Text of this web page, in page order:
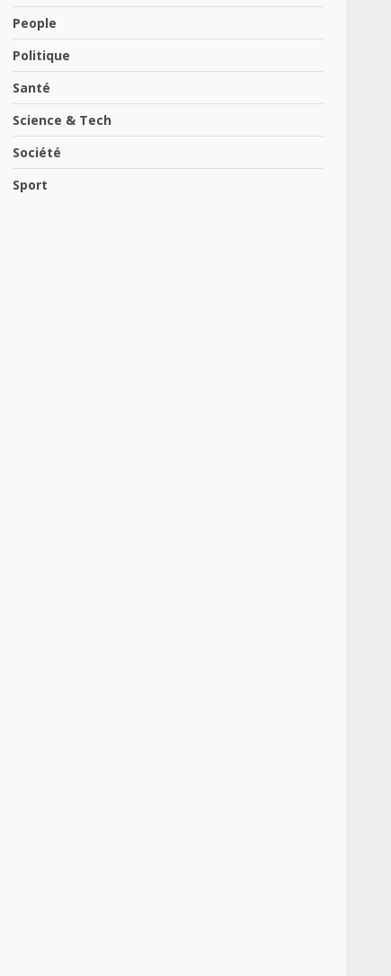
People
Politique
Santé
Science & Tech
Société
Sport